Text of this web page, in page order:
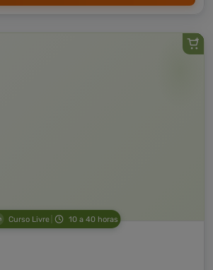
Curso Livre 10 a 40 horas